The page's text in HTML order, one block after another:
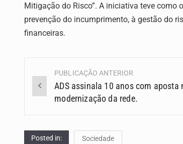
Mitigação do Risco”. A iniciativa teve
prevenção do incumprimento, à gestão do
financeiras.
Navegação
(Posts)
PUBLICAÇÃO ANTERIOR
ADS assinala 10 anos com aposta
modernização da rede.
Posted in: Sociedade